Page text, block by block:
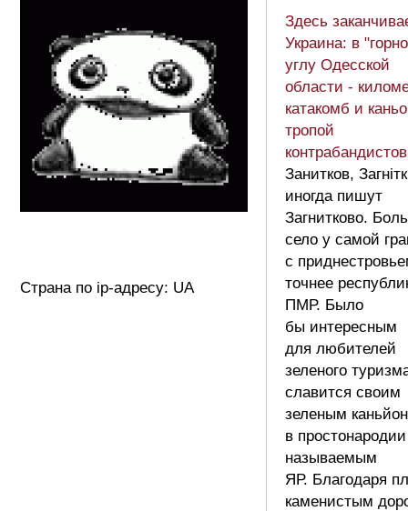
Страна по ip-адресу: UA
Здесь
Украина: в
углу Одесской
области -
катакомб и
тропой
Занитков,
иногда пишут
Загнитково.
село у самой
с
точнее
ПМР. Было
бы интересным
для любителей
зеленого
славится своим
зеленым
в простонародии
называемым
ЯР. Благодаря
каменистым